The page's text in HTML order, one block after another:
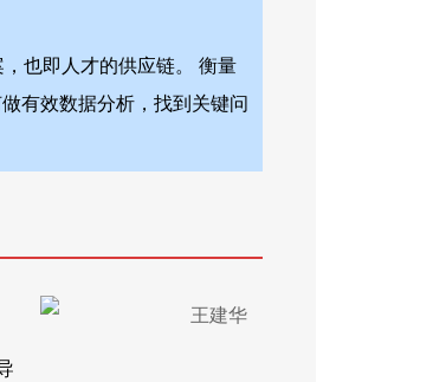
也即人才的供应链。 衡量
有效数据分析，找到关键问